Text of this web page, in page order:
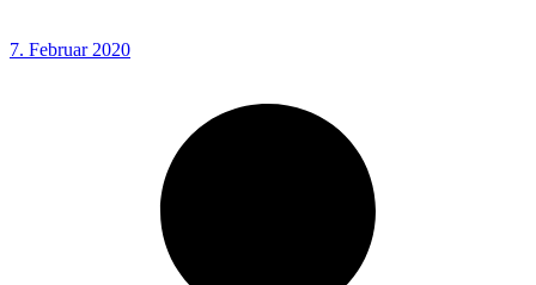
7. Februar 2020